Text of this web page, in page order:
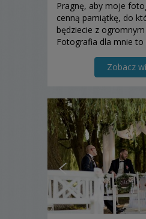
Pragnę, aby moje
cenną pamiątkę, do
będziecie z
Fotografia dla mnie to
emocje i czas, który
zatrzymać. Mój
Zobacz